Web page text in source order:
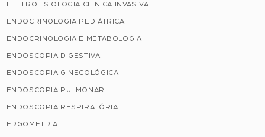
ELETROFISIOLOGIA CLINICA INVASIVA
ENDOCRINOLOGIA PEDIÁTRICA
ENDOCRINOLOGIA E METABOLOGIA
ENDOSCOPIA DIGESTIVA
ENDOSCOPIA GINECOLÓGICA
ENDOSCOPIA PULMONAR
ENDOSCOPIA RESPIRATÓRIA
ERGOMETRIA